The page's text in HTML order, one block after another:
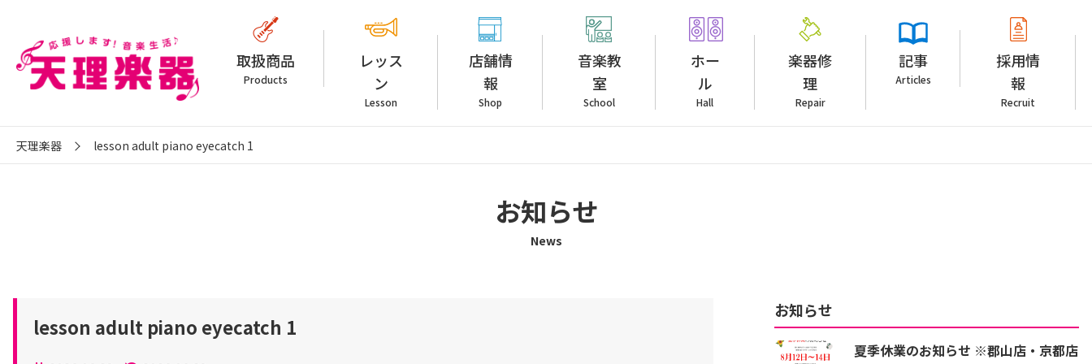
取扱商品
Products
レッス
ン
Lesson
店舗情
報
Shop
音楽教
室
School
ホー
ル
Hall
楽器修
理
Repair
記事
Articles
採用情
報
Recruit
天理楽器 lesson adult piano eyecatch 1
お知らせ
News
lesson adult piano eyecatch 1
お知らせ
夏季休業のお知らせ ※郡山店・京都店